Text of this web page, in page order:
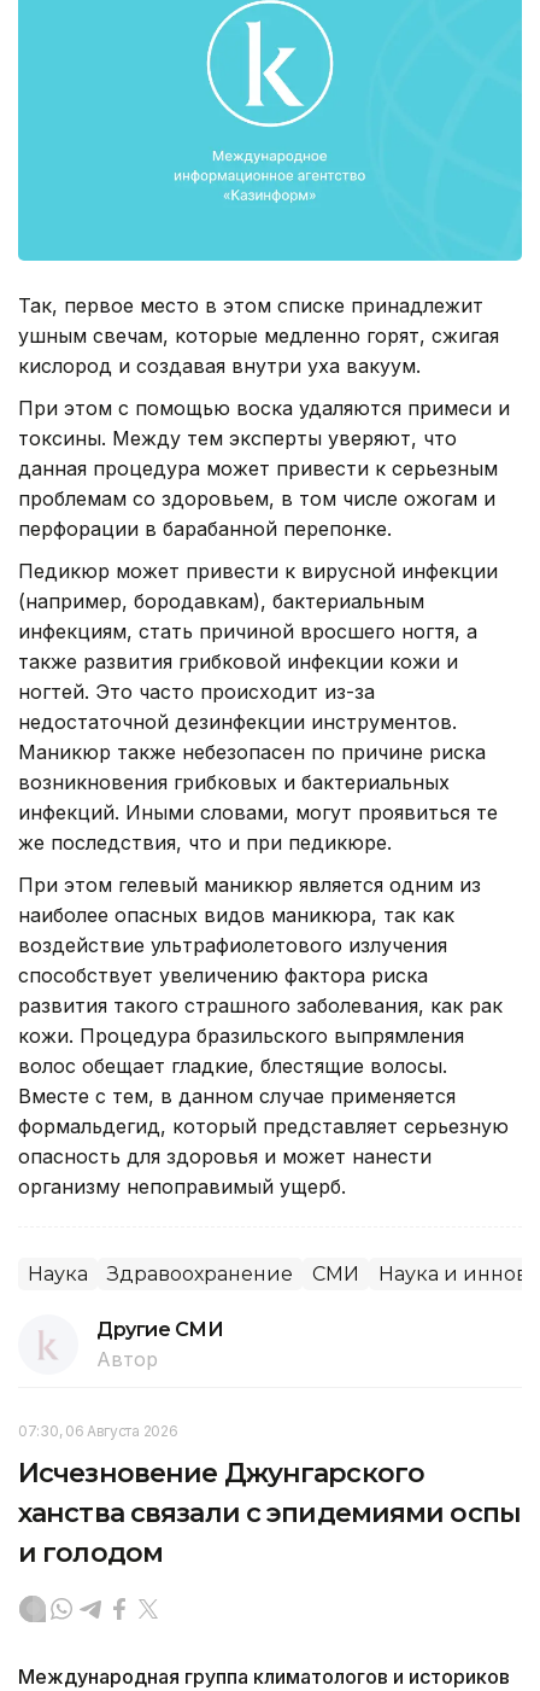
Так, первое место в этом списке принадлежит
ушным свечам, которые медленно горят, сжигая
кислород и создавая внутри уха вакуум.
При этом с помощью воска удаляются примеси и
токсины. Между тем эксперты уверяют, что
данная процедура может привести к серьезным
проблемам со здоровьем, в том числе ожогам и
перфорации в барабанной перепонке.
Педикюр может привести к вирусной инфекции
(например, бородавкам), бактериальным
инфекциям, стать причиной вросшего ногтя, а
также развития грибковой инфекции кожи и
ногтей. Это часто происходит из-за
недостаточной дезинфекции инструментов.
Маникюр также небезопасен по причине риска
возникновения грибковых и бактериальных
инфекций. Иными словами, могут проявиться те
же последствия, что и при педикюре.
При этом гелевый маникюр является одним из
наиболее опасных видов маникюра, так как
воздействие ультрафиолетового излучения
способствует увеличению фактора риска
развития такого страшного заболевания, как рак
кожи. Процедура бразильского выпрямления
волос обещает гладкие, блестящие волосы.
Вместе с тем, в данном случае применяется
формальдегид, который представляет серьезную
опасность для здоровья и может нанести
организму непоправимый ущерб.
Наука Здравоохранение СМИ Наука и
Другие СМИ
Автор
07:30, 06 Августа 2026
Исчезновение Джунгарского
ханства связали с эпидемиями оспы
и голодом
Международная группа климатологов и историков